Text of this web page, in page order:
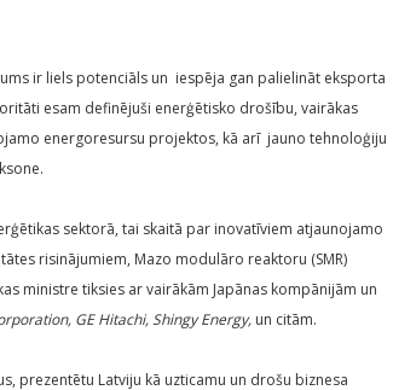
ir liels potenciāls un iespēja gan palielināt eksporta
esam definējuši enerģētisko drošību, vairākas
energoresursu projektos, kā arī jauno tehnoloģiju
sektorā, tai skaitā par inovatīviem atjaunojamo
risinājumiem, Mazo modulāro reaktoru (SMR)
ministre tiksies ar vairākām Japānas kompānijām un
GE Hitachi, Shingy Energy, un citām.
prezentētu Latviju kā uzticamu un drošu biznesa